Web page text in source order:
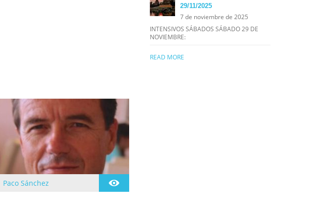
29/11/2025
7 de noviembre de 2025
INTENSIVOS SÁBADOS SÁBADO 29 DE
NOVIEMBRE:
READ MORE
Paco Sánchez